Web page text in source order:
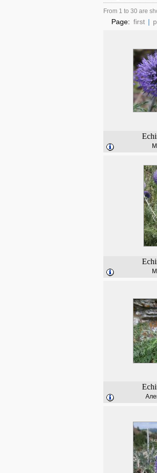
From 1 to 30 are
Page: first |